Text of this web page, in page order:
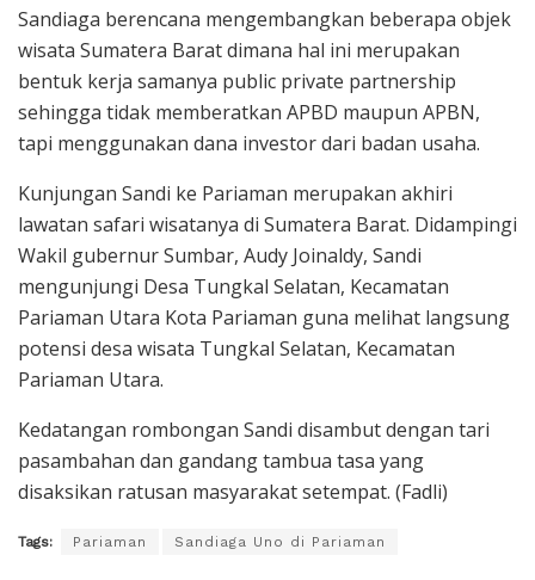
Sandiaga berencana mengembangkan beberapa objek
wisata Sumatera Barat dimana hal ini merupakan
bentuk kerja samanya public private partnership
sehingga tidak memberatkan APBD maupun APBN,
tapi menggunakan dana investor dari badan usaha.
Kunjungan Sandi ke Pariaman merupakan akhiri
lawatan safari wisatanya di Sumatera Barat. Didampingi
Wakil gubernur Sumbar, Audy Joinaldy, Sandi
mengunjungi Desa Tungkal Selatan, Kecamatan
Pariaman Utara Kota Pariaman guna melihat langsung
potensi desa wisata Tungkal Selatan, Kecamatan
Pariaman Utara.
Kedatangan rombongan Sandi disambut dengan tari
pasambahan dan gandang tambua tasa yang
disaksikan ratusan masyarakat setempat. (Fadli)
Tags: Pariaman Sandiaga Uno di Pariaman